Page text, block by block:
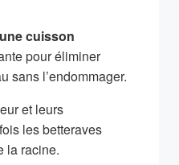
cuisson
pour éliminer
sans l’endommager.
et leurs
les betteraves
la racine.